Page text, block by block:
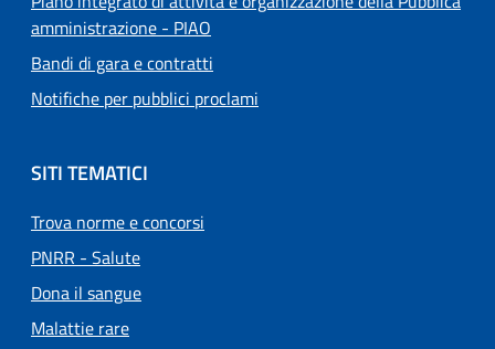
amministrazione - PIAO
Bandi di gara e contratti
Notifiche per pubblici proclami
SITI TEMATICI
Trova norme e concorsi
PNRR - Salute
Dona il sangue
Malattie rare